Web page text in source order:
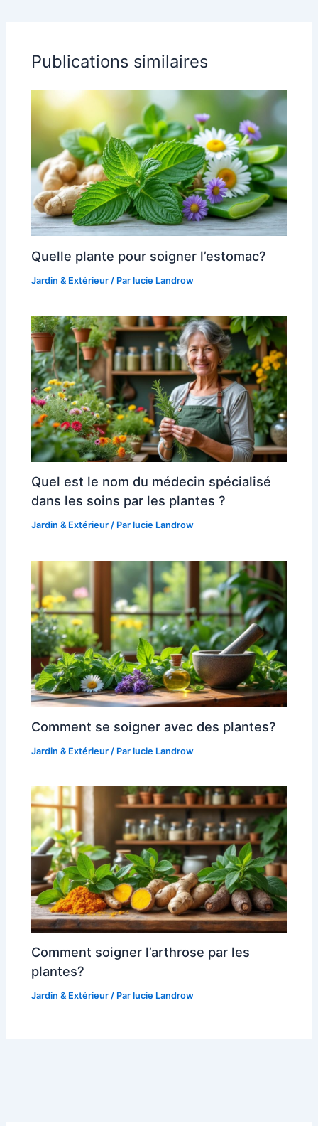
Publications similaires
Quelle plante pour soigner l’estomac?
Jardin & Extérieur / Parlucie Landrow
Quel est le nom du médecin spécialisé
dans les soins par les plantes ?
Jardin & Extérieur / Parlucie Landrow
Comment se soigner avec des plantes?
Jardin & Extérieur / Parlucie Landrow
Comment soigner l’arthrose par les
plantes?
Jardin & Extérieur / Parlucie Landrow